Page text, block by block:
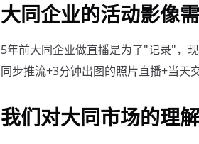
大同企业的活动影像
5年前大同企业做直播是为了"记录"，
同步推流+3分钟出图的照片直播+当天
我们对大同市场的理解